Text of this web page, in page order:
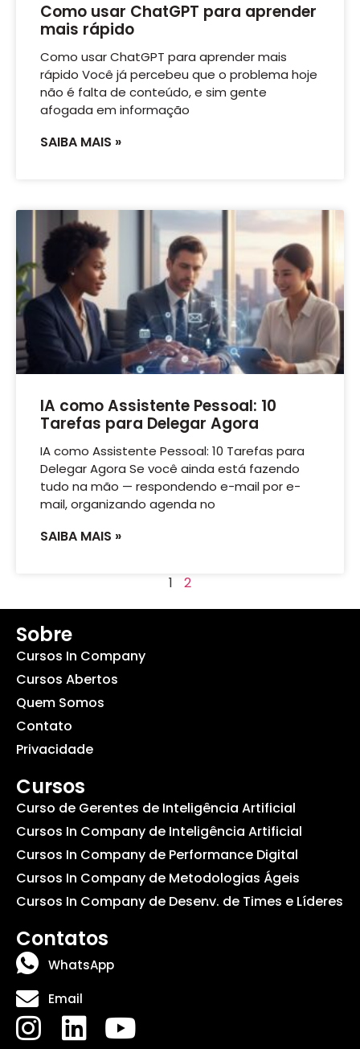
Como usar ChatGPT para aprender
mais rápido
Como usar ChatGPT para aprender mais
rápido Você já percebeu que o problema hoje
não é falta de conteúdo, e sim gente
afogada em informação
SAIBA MAIS »
IA como Assistente Pessoal: 10
Tarefas para Delegar Agora
IA como Assistente Pessoal: 10 Tarefas para
Delegar Agora Se você ainda está fazendo
tudo na mão — respondendo e-mail por e-
mail, organizando agenda no
SAIBA MAIS »
1 2
Sobre
Cursos In Company
Cursos Abertos
Quem Somos
Contato
Privacidade
Cursos
Curso de Gerentes de Inteligência Artificial
Cursos In Company de Inteligência Artificial
Cursos In Company de Performance Digital
Cursos In Company de Metodologias Ágeis
Cursos In Company de Desenv. de Times e Líderes
Contatos
WhatsApp
Email